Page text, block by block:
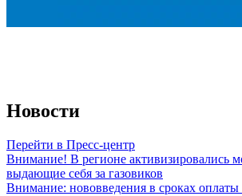
Новости
Перейти в Пресс-центр
Внимание! В регионе активизировались
выдающие себя за газовиков
Внимание: нововведения в сроках оплаты